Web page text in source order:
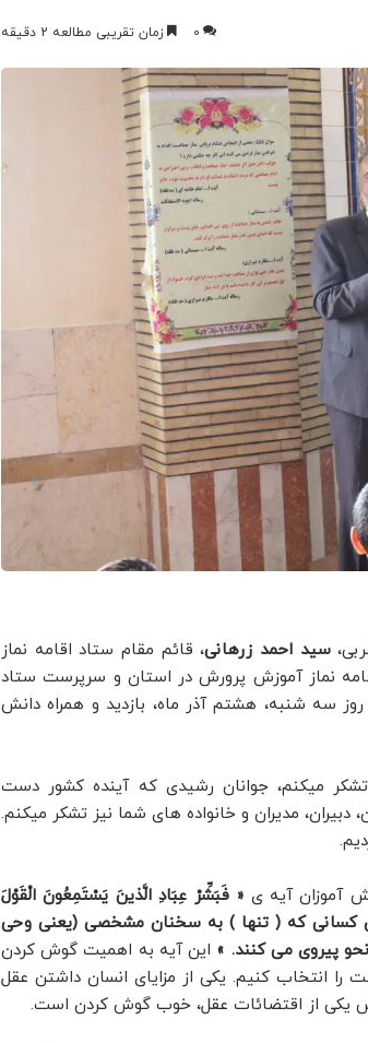
0 زمان تقریبی مطالعه 2 دقیقه
سید احمد زرهانی، قائم مقام ستاد اقامه نماز
نماز آموزش پرورش در استان و سرپرست ستاد
سه شنبه، هشتم آذر ماه، بازدید و همراه دانش
میکنم، جوانان رشیدی که آینده کشور دست
مدیران و خانواده های شما نیز تشکر میکنم.
آموزان آیه ی « فَبَشِّرْ عِبَادِ الَّذینَ یَسْتَمِعُونَ الْقَوْلَ
کسانی که ( تنها ) به سخنان مشخصی (یعنی وحی
پیروی می کنند. » این آیه به اهمیت گوش کردن
انتخاب کنیم. یکی از مزایای انسان داشتن عقل
یکی از اقتضائات عقل، خوب گوش کردن است.